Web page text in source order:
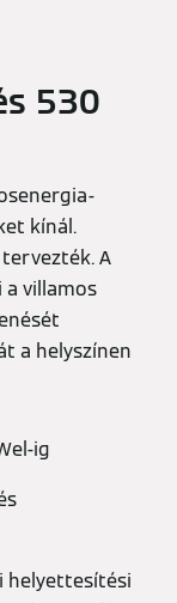
530
kínál.
A
a villamos
a helyszínen
ig
helyettesítési